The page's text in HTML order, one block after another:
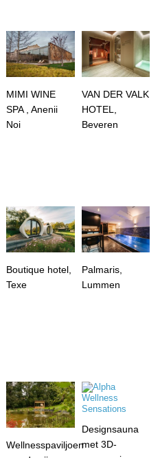
MIMI WINE
SPA , Anenii
Noi
VAN DER VALK
HOTEL,
Beveren
Boutique hotel,
Texe
Palmaris,
Lummen
Wellnesspaviljoen
Designsauna
met 3D-